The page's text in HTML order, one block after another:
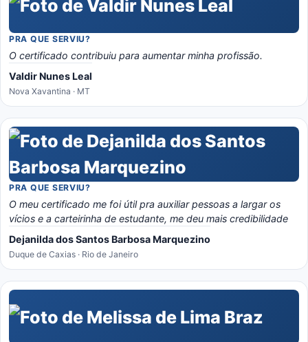
PRA QUE SERVIU?
O certificado contribuiu para aumentar minha profissão.
Valdir Nunes Leal
Nova Xavantina · MT
PRA QUE SERVIU?
O meu certificado me foi útil pra auxiliar pessoas a largar os
vícios e a carteirinha de estudante, me deu mais credibilidade
Dejanilda dos Santos Barbosa Marquezino
Duque de Caxias · Rio de Janeiro